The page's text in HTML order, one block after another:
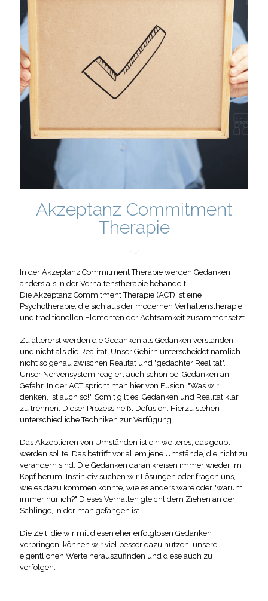
Akzeptanz Commitment
Therapie
In der Akzeptanz Commitment Therapie werden Gedanken
anders als in der Verhaltenstherapie behandelt:
Die Akzeptanz Commitment Therapie (ACT) ist eine
Psychotherapie, die sich aus der modernen Verhaltenstherapie
und traditionellen Elementen der Achtsamkeit zusammensetzt.
Zu allererst werden die Gedanken als Gedanken verstanden -
und nicht als die Realität. Unser Gehirn unterscheidet nämlich
nicht so genau zwischen Realität und "gedachter Realität".
Unser Nervensystem reagiert auch schon bei Gedanken an
Gefahr. In der ACT spricht man hier von Fusion. "Was wir
denken, ist auch so!". Somit gilt es, Gedanken und Realität klar
zu trennen. Dieser Prozess heißt Defusion. Hierzu stehen
unterschiedliche Techniken zur Verfügung.
Das Akzeptieren von Umständen ist ein weiteres, das geübt
werden sollte. Das betrifft vor allem jene Umstände, die nicht zu
verändern sind. Die Gedanken daran kreisen immer wieder im
Kopf herum. Instinktiv suchen wir Lösungen oder fragen uns,
wie es dazu kommen konnte, wie es anders wäre oder "warum
immer nur ich?" Dieses Verhalten gleicht dem Ziehen an der
Schlinge, in der man gefangen ist.
Die Zeit, die wir mit diesen eher erfolglosen Gedanken
verbringen, können wir viel besser dazu nutzen, unsere
eigentlichen Werte herauszufinden und diese auch zu
verfolgen.